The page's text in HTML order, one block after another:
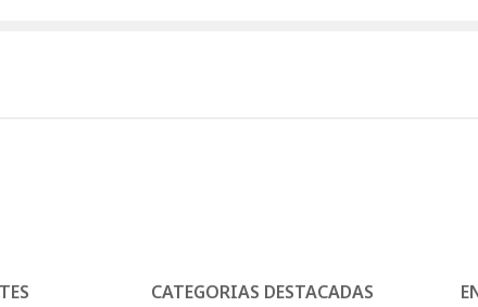
CATEGORIAS DESTACADAS